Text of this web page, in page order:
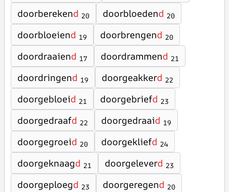
doorberekend 20 doorbloedend 20
doorbloeiend 19 doorbrengend 20
doordraaiend 17 doordrammend 21
doordringend 19 doorgeakkerd 22
doorgebloeid 21 doorgebriefd 23
doorgedraafd 22 doorgedraaid 19
doorgegroeid 20 doorgekliefd 24
doorgeknaagd 21 doorgeleverd 23
doorgeploegd 23 doorgeregend 20